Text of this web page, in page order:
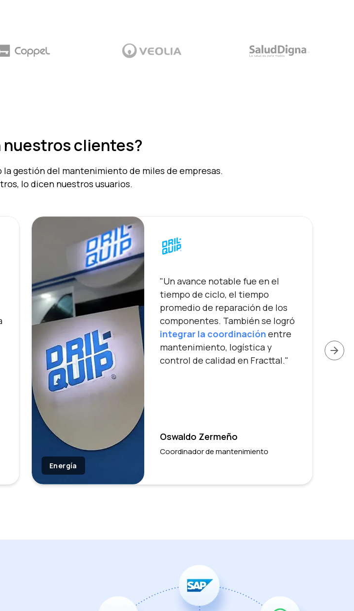
nuestros clientes?
gestión del mantenimiento de miles de empresas.
lo dicen nuestros usuarios.
Energía
"Un avance notable fue en el
tiempo de ciclo, el tiempo
promedio de reparación de los
componentes. También se logró
integrar la coordinación entre
mantenimiento, logística y
control de calidad en Fracttal."
Oswaldo Zermeño
Coordinador de mantenimiento
arrow_forward